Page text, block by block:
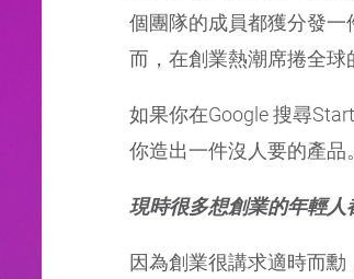
個團隊的成員都獲分發一
而，在創業熱潮席捲全球
如果你在Google 搜尋
你造出一件沒人要的產品。
現時很多想創業的年輕人
因為創業很講求適時而